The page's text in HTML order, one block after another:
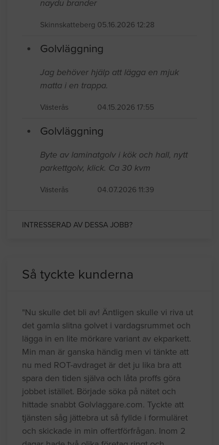
naydu brander
Skinnskatteberg 05.16.2026 12:28
Golvläggning
Jag behöver hjälp att lägga en mjuk
matta i en trappa.
Västerås 04.15.2026 17:55
Golvläggning
Byte av laminatgolv i kök och hall, nytt
parkettgolv, klick. Ca 30 kvm
Västerås 04.07.2026 11:39
INTRESSERAD AV DESSA JOBB?
Så tyckte kunderna
"Nu skulle det bli av! Äntligen skulle vi riva ut
det gamla slitna golvet i vardagsrummet och
lägga in en lite mörkare variant av ekparkett.
Min man är ganska händig men vi tänkte att
nu med ROT-avdraget är det ju lika bra att
spara den tiden själva och låta proffs göra
jobbet istället. Började söka på nätet och
hittade snabbt Golvlaggare.com. Tyckte att
tjänsten såg jättebra ut så fyllde i formuläret
och skickade in min offertförfrågan. Inom 2